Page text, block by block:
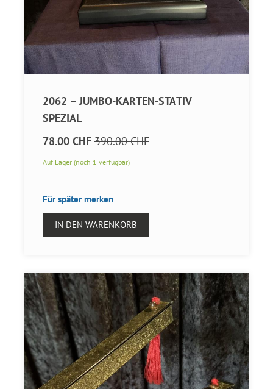
2062 – JUMBO-KARTEN-STATIV
SPEZIAL
78.00 CHF 390.00 CHF
Auf Lager (noch 1 verfügbar)
Für später merken
IN DEN WARENKORB